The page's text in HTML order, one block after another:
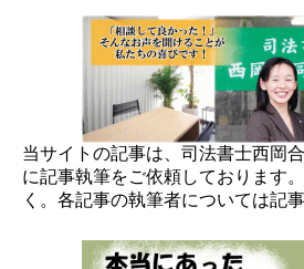
当サイトの記事は、司法書士西岡
に記事執筆をご依頼しております
く。各記事の執筆者については記